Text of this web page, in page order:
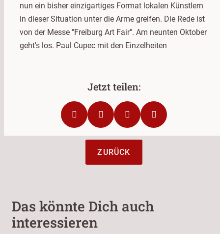
nun ein bisher einzigartiges Format lokalen Künstlern
in dieser Situation unter die Arme greifen. Die Rede ist
von der Messe "Freiburg Art Fair". Am neunten Oktober
geht's los. Paul Cupec mit den Einzelheiten
ZURÜCK
Das könnte Dich auch
interessieren